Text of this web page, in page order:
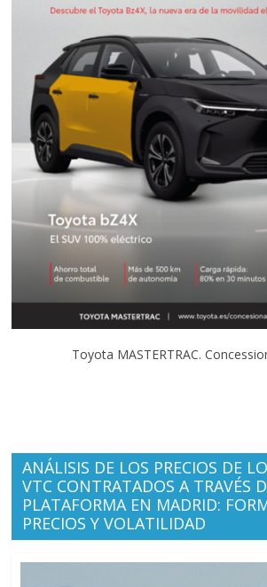
Toyota MASTERTRAC.
ANÁLISIS DE LOS PRECIOS DE
VTC CONTRATADOS A TRAVÉS
PLATAFORMA EN MADRID:
PRECIOS Y VOLATILIDAD